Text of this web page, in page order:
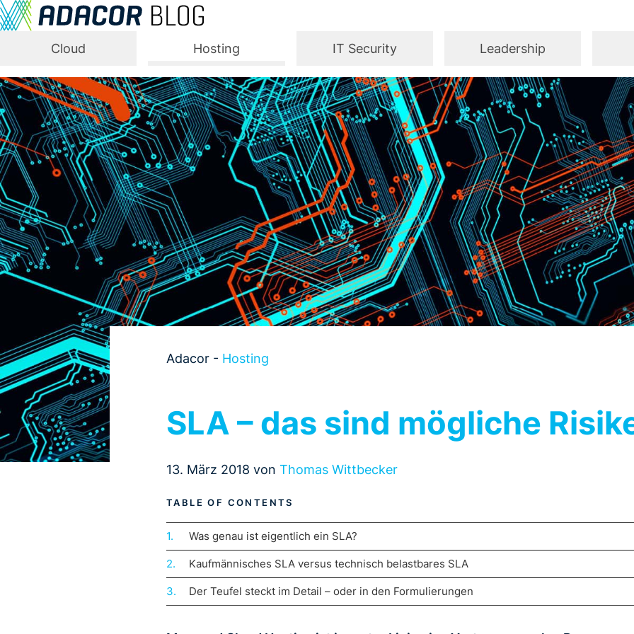
Cloud Hosting IT Security Leadership
Adacor - Hosting
SLA – das sind mögliche
13. März 2018 von Thomas Wittbecker
Was genau ist eigentlich ein SLA?
Kaufmännisches SLA versus technisch belastbares SLA
Der Teufel steckt im Detail – oder in den Formulierungen